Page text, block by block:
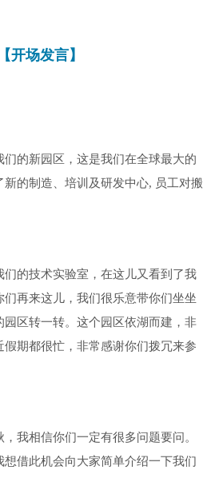
【开场发言】
的新园区，这是我们在全球最大的
新的制造、培训及研发中心, 员工对搬
的技术实验室，在这儿又看到了我
再来这儿，我们很乐意带你们坐坐
区转一转。这个园区依湖而建，非
期都很忙，非常感谢你们拨冗来参
我相信你们一定有很多问题要问。
借此机会向大家简单介绍一下我们